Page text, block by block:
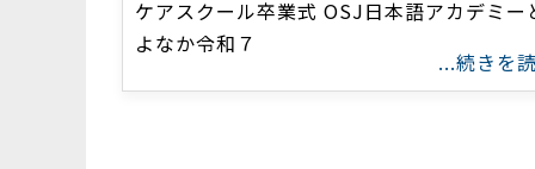
ケアスクール卒業式 OSJ日本語アカデミー
よなか令和７
...続きを